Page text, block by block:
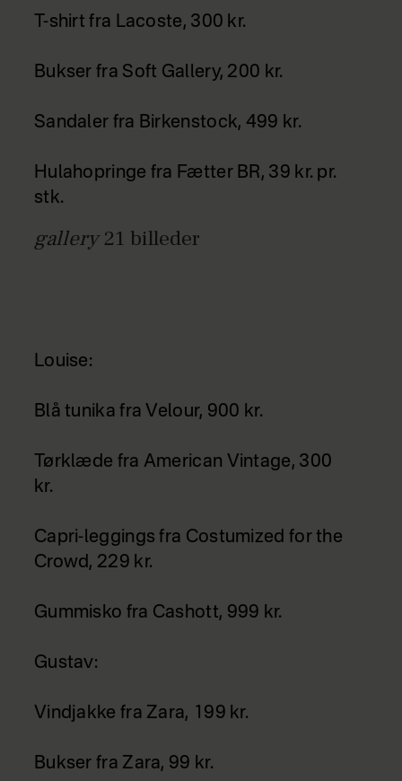
T-shirt fra Lacoste, 300 kr.
Bukser fra Soft Gallery, 200 kr.
Sandaler fra Birkenstock, 499 kr.
Hulahopringe fra Fætter BR, 39 kr. pr.
stk.
gallery 21 billeder
Louise:
Blå tunika fra Velour, 900 kr.
Tørklæde fra American Vintage, 300
kr.
Capri-leggings fra Costumized for the
Crowd, 229 kr.
Gummisko fra Cashott, 999 kr.
Gustav:
Vindjakke fra Zara, 199 kr.
Bukser fra Zara, 99 kr.